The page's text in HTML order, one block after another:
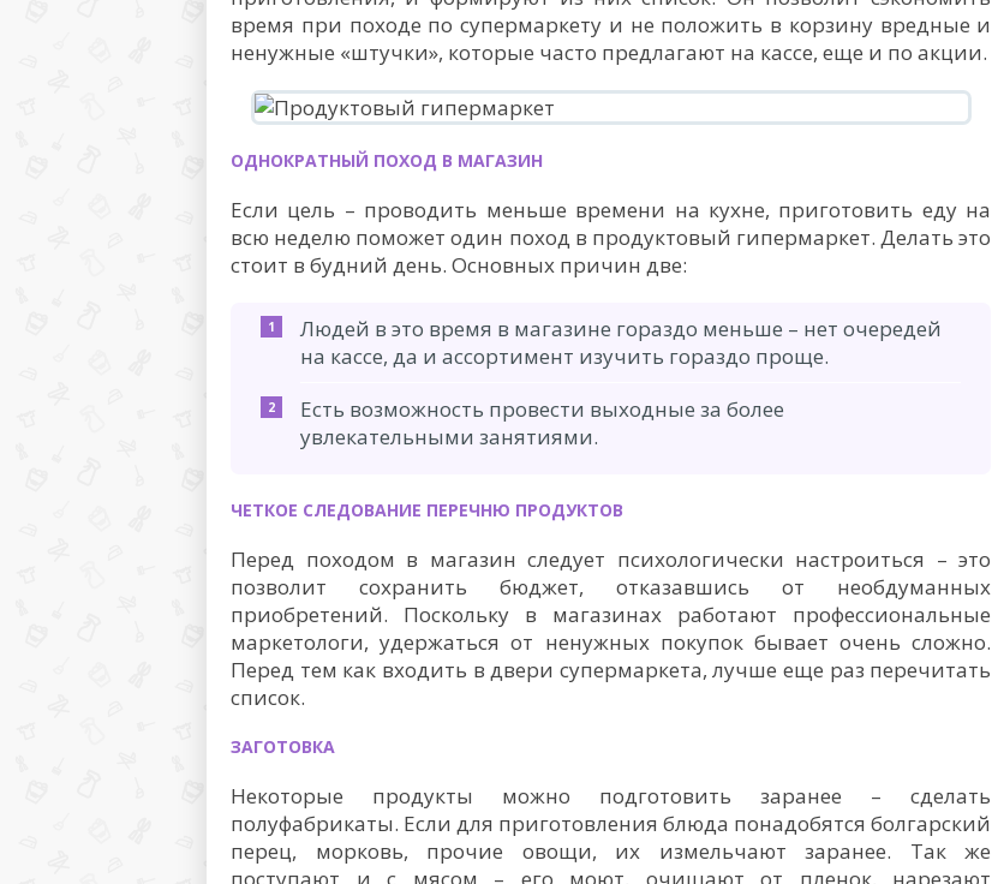
время при походе по супермаркету и не положить в корзину вредные и
ненужные «штучки», которые часто предлагают на кассе, еще и по акции.
ОДНОКРАТНЫЙ ПОХОД В МАГАЗИН
Если цель – проводить меньше времени на кухне, приготовить еду на
всю неделю поможет один поход в продуктовый гипермаркет. Делать это
стоит в будний день. Основных причин две:
Людей в это время в магазине гораздо меньше – нет очередей
на кассе, да и ассортимент изучить гораздо проще.
Есть возможность провести выходные за более
увлекательными занятиями.
ЧЕТКОЕ СЛЕДОВАНИЕ ПЕРЕЧНЮ ПРОДУКТОВ
Перед походом в магазин следует психологически настроиться – это
позволит сохранить бюджет, отказавшись от необдуманных
приобретений. Поскольку в магазинах работают профессиональные
маркетологи, удержаться от ненужных покупок бывает очень сложно.
Перед тем как входить в двери супермаркета, лучше еще раз перечитать
список.
ЗАГОТОВКА
Некоторые продукты можно подготовить заранее – сделать
полуфабрикаты. Если для приготовления блюда понадобятся болгарский
перец, морковь, прочие овощи, их измельчают заранее. Так же